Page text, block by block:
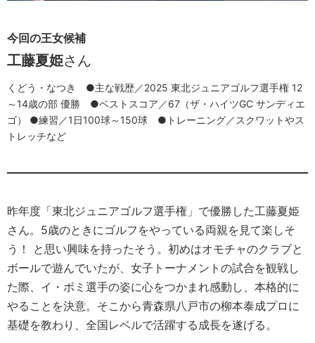
今回の王女候補
工藤夏姫さん
くどう・なつき ●主な戦歴／2025 東北ジュニアゴルフ選手権 12
～14歳の部 優勝 ●ベストスコア／67（ザ・ハイツGC サンディエ
ゴ） ●練習／1日100球～150球 ●トレーニング／スクワットやス
トレッチなど
昨年度「東北ジュニアゴルフ選手権」で優勝した工藤夏姫
さん。5歳のときにゴルフをやっている両親を見て楽しそ
う！ と思い興味を持ったそう。初めはオモチャのクラブと
ボールで遊んでいたが、女子トーナメントの試合を観戦し
た際、イ・ボミ選手の姿に心をつかまれ感動し、本格的に
やることを決意。そこから青森県八戸市の柳本泰成プロに
基礎を教わり、全国レベルで活躍する成長を遂げる。